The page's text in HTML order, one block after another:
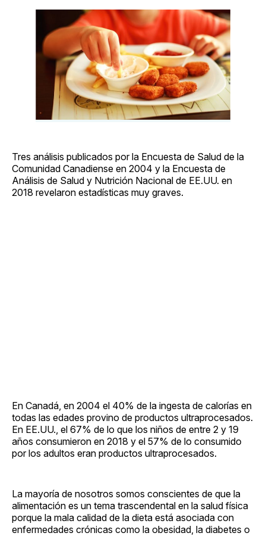
Tres análisis publicados por la Encuesta de Salud de la
Comunidad Canadiense en 2004 y la Encuesta de
Análisis de Salud y Nutrición Nacional de EE.UU. en
2018 revelaron estadísticas muy graves.
En Canadá, en 2004 el 40% de la ingesta de calorías en
todas las edades provino de productos ultraprocesados.
En EE.UU., el 67% de lo que los niños de entre 2 y 19
años consumieron en 2018 y el 57% de lo consumido
por los adultos eran productos ultraprocesados.
La mayoría de nosotros somos conscientes de que la
alimentación es un tema trascendental en la salud física
porque la mala calidad de la dieta está asociada con
enfermedades crónicas como la obesidad, la diabetes o